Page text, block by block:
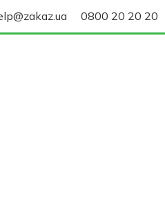
0800 20 20 20